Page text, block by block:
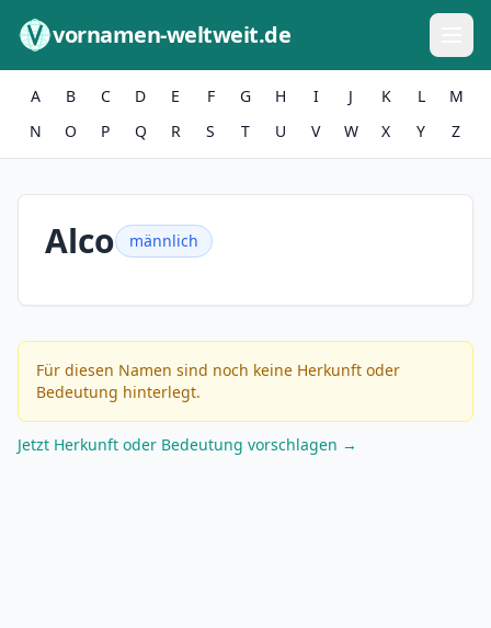
vornamen-weltweit.de
A B C D E F G H I J K L
M
N
O P Q R S T U V W X Y Z
Alco männlich
Für diesen Namen sind noch keine Herkunft oder
Bedeutung hinterlegt.
Jetzt Herkunft oder Bedeutung vorschlagen →